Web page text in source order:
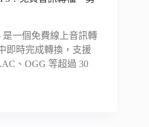
是一個免費線上音訊轉
即時完成轉換，支援
、OGG 等超過 30